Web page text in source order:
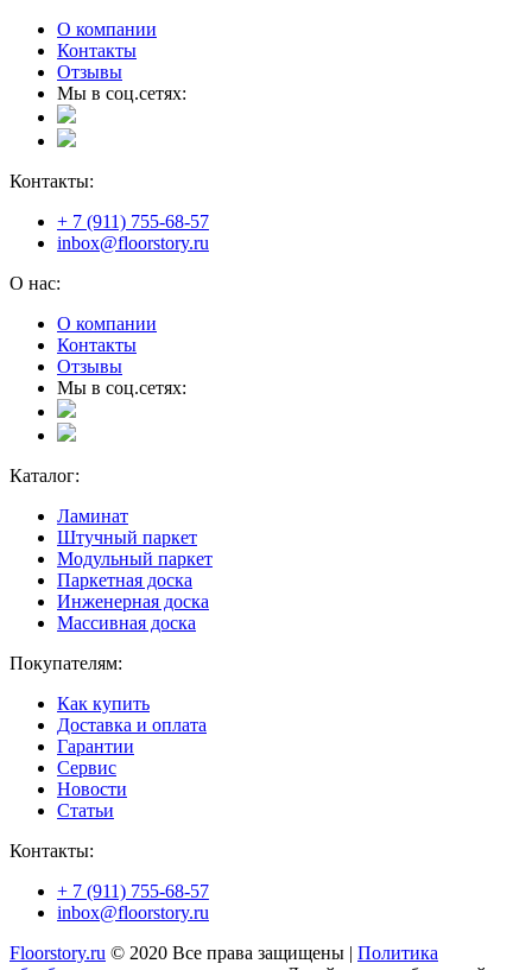
О компании
Контакты
Отзывы
Мы в соц.сетях:
Контакты:
+ 7 (911) 755-68-57
inbox@floorstory.ru
О нас:
О компании
Контакты
Отзывы
Мы в соц.сетях:
Каталог:
Ламинат
Штучный паркет
Модульный паркет
Паркетная доска
Инженерная доска
Массивная доска
Покупателям:
Как купить
Доставка и оплата
Гарантии
Сервис
Новости
Статьи
Контакты:
+ 7 (911) 755-68-57
inbox@floorstory.ru
Floorstory.ru © 2020 Все права защищены | Политика